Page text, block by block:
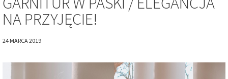
NA PRZYJĘCIE!
24 MARCA 2019